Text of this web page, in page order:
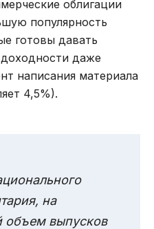
облигации
популярность
готовы давать
даже
написания материала
4,5%).
на
объем выпусков